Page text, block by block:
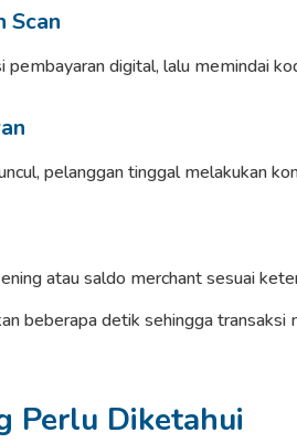
Scan
pembayaran digital, lalu memindai
pelanggan tinggal melakukan
atau saldo merchant sesuai
beberapa detik sehingga
Perlu Diketahui